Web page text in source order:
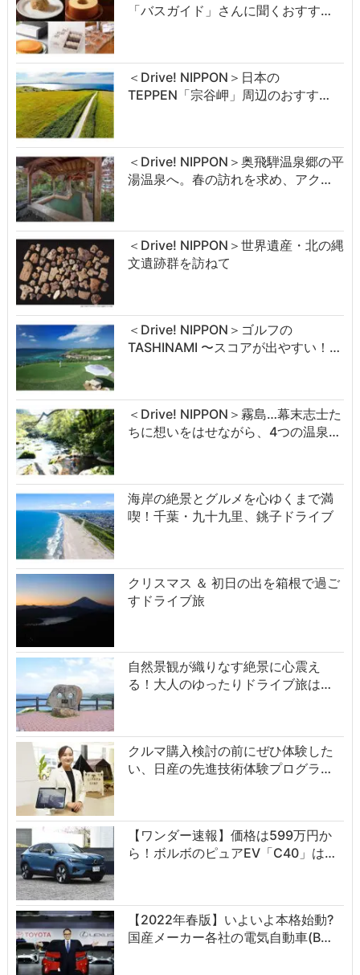
「バスガイド」さんに聞くおすす…
＜Drive! NIPPON＞日本の
TEPPEN「宗谷岬」周辺のおすす…
＜Drive! NIPPON＞奥飛騨温泉郷の平
湯温泉へ。春の訪れを求め、アク…
＜Drive! NIPPON＞世界遺産・北の縄
文遺跡群を訪ねて
＜Drive! NIPPON＞ゴルフの
TASHINAMI 〜スコアが出やすい！…
＜Drive! NIPPON＞霧島…幕末志士た
ちに想いをはせながら、4つの温泉…
海岸の絶景とグルメを心ゆくまで満
喫！千葉・九十九里、銚子ドライブ
クリスマス ＆ 初日の出を箱根で過ご
すドライブ旅
自然景観が織りなす絶景に心震え
る！大人のゆったりドライブ旅は…
クルマ購入検討の前にぜひ体験した
い、日産の先進技術体験プログラ…
【ワンダー速報】価格は599万円か
ら！ボルボのピュアEV「C40」は…
【2022年春版】いよいよ本格始動?
国産メーカー各社の電気自動車(B…